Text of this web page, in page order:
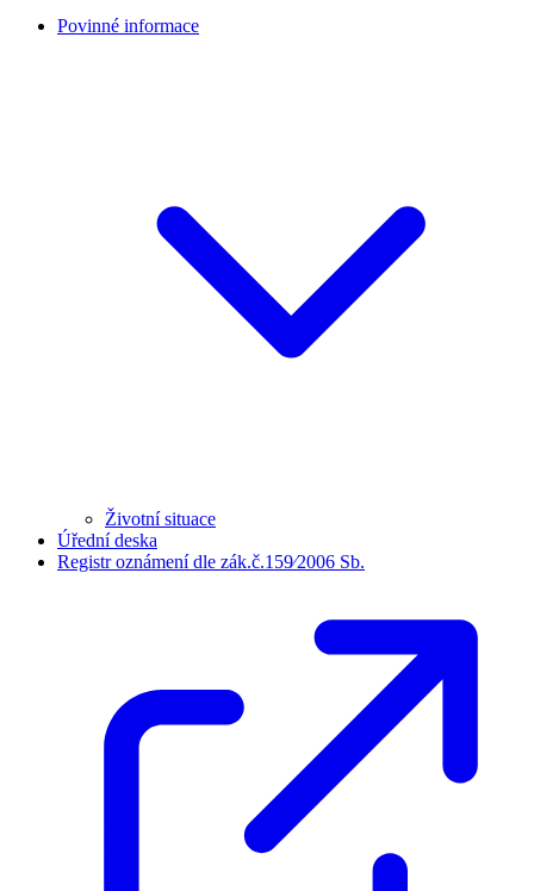
Povinné informace
Životní situace
Úřední deska
Registr oznámení dle zák.č.159⁄2006 Sb.